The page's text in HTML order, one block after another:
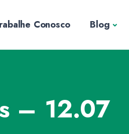
Conosco Blog
– 12.07